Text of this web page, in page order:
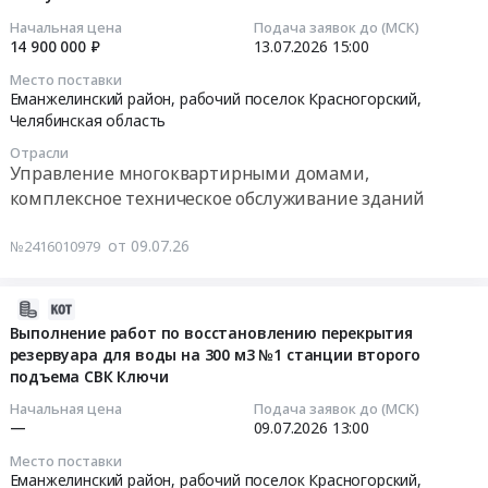
Начальная цена
14 900 000 ₽
Подача заявок до (МСК)
13.07.2026 15:00
Место поставки
Еманжелинский район, рабочий поселок Красногорский,
Челябинская область
Отрасли
Управление многоквартирными домами,
комплексное техническое обслуживание зданий
№2416010979 от 09.07.26
Выполнение работ по восстановлению перекрытия
резервуара для воды на 300 м3 №1 станции второго
подъема СВК Ключи
Начальная цена
—
Подача заявок до (МСК)
09.07.2026 13:00
Место поставки
Еманжелинский район, рабочий поселок Красногорский,